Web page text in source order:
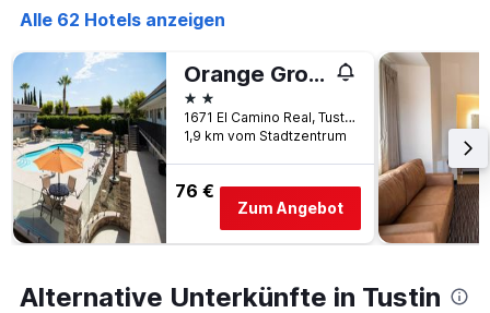
die
Anzahl
der
Tage
vor
dem
Aufenthalt
anzeigt
Das
Diagramm
hat
1
die
Alle 62 Hotels anzeigen
Orange Grove Inn
2 Sterne
1671 El Camino Real, Tustin, CA, USA
1,9 km vom Stadtzentrum
76 €
Zum Angebot
Alternative Unterkünfte in Tustin